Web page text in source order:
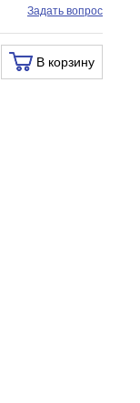
Задать вопрос
В корзину